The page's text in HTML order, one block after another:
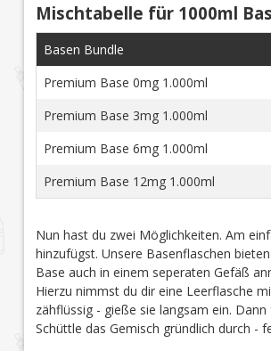
Mischtabelle für 1000ml
Basen Bundle
Premium Base 0mg 1.000ml
Premium Base 3mg 1.000ml
Premium Base 6mg 1.000ml
Premium Base 12mg 1.000ml
Nun hast du zwei Möglichkeiten. Am
hinzufügst. Unsere Basenflaschen
Base auch in einem seperaten Gefäß
Hierzu nimmst du dir eine Leerflasche
zähflüssig - gieße sie langsam ein.
Schüttle das Gemisch gründlich durch -